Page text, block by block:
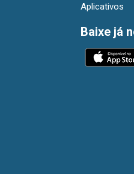
Aplicativos
Baixe já